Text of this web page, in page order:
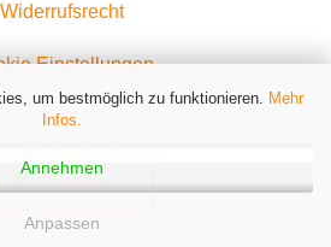
um bestmöglich zu funktionieren. Mehr
Infos.
Annehmen
Anpassen
Widerrufsrecht
Einstellungen
erklären